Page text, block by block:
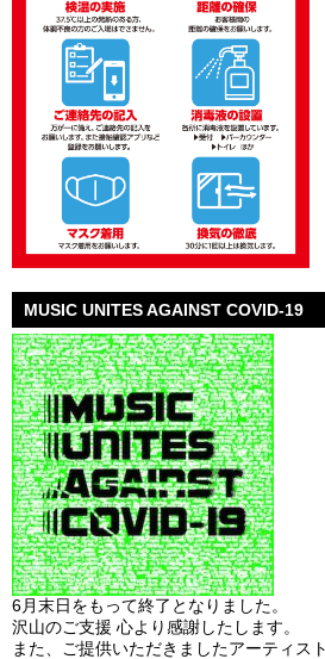
MUSIC UNITES AGAINST COVID-19
6月末日をもって終了となりました。
沢山のご支援 心より感謝したします。
また、ご提供いただきましたアーティス